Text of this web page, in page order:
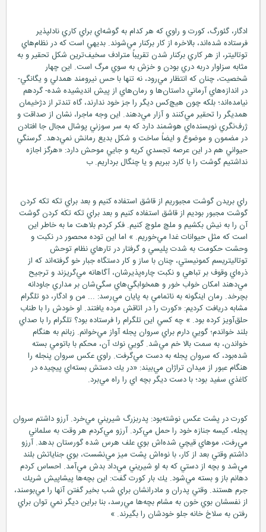
ادگار، گئورگ، كورت و راوي كه هر كدام به گوشه‌اي براي كاري نادلپذير
فرستاده شده‌اند، بالاخره از كار بركنار مي‌شوند. بديهي است كه در نظام‌هاي
توتاليتر، از هر كاري بركنار شدن تقريباً مترادف سخيف‌ترين شكل تحقير و به
مثابه سزاوار دربه دري بودن و خزش به سوي مرگ است. اين چهار
شخصيت، چنان كه انتظار مي‌رود، نه تنها با حس نيرومند همدلي و يگانگي-
در اندازه‌هاي آرماني داستان‌ها و رمان‌هاي از پيش انديشيده شده- گردهم
نيامده‌اند؛ بلكه چون هيچ‌كس ديگر را جز خود ندارند، گاه تندتر از دژخيمان
همديگر را تحقير مي‌كنند و آزار مي‌دهند. اين وجه ماجرا، نشان از صداقت و
ژرف‌نگري نويسنده‌اي هوشمند دارد كه به سر سوزني پوشال مجال جا افتادن
در مضمون و موضوع و ايضاً ساخت و شكل بديع رمانش نمي‌دهد. گرسنگي
حيواني هم در اين عرصه تجسدي كريه و جايي موحش دارد: «هرگز اجازه
نداشتيم گوشت را با كارد ببريم و يا چنگال برداريم. ب
راي بريدن گوشت مجبوريم از قاشق استفاده كنيم و بعد براي تكه تكه كردن
گوشت مجبور بوديم از قاشق استفاده كنيم و بعد براي تكه تكه كردن گوشت
آن را به نيش بكشيم و ملچ ملوچ كنيم. فكر كردم بلاهت ما به خاطر اين
است كه مثل حيوانات غدا مي‌خوريم. » اما اين توده محصور در نكبت و
وحشت حكومت به شدت پليسي و گرفتار در تارهاي نظام توحش
توتاليتريسم كمونيستي، چنان با ساز و كار دستگاه جبار خو گرفته‌اند كه از
ذره‌اي وقوف بر تباهي و نكبت چاره‌پذيرشان، آگاهانه مي‌گريزند و ترجيح
مي‌دهند امكان خواب خور و همخوابگي‌هاي سگي‌شان بر مداري جاودانه
بچرخد. رمان اينگونه به ناتمامي به پايان مي‌رسد: ... من و ادگار، دو تلگرام
مشابه دريافت كرديم: «كورت را در اتاقش مرده يافتند. او خودش را با طناب
حلق‌آويز كرده بود. » چه كسي اين تلگرام را فرستاده بود؟ تلگرام را با صداي
بلند خواندم؛ گويي دارم براي سروان پجله آواز مي‌خوانم. زبانم به هنگام
خواندن، به سمت بالا خم مي‌شد. گويي نوك آن، محكم با باتومي بسته
شده‌بود، كه سروان پجله به دست مي‌گرفت. راوي عكس سروان پنجله را
هنگام عبور از ميدان تراژان مي‌بيند: «در يك دستش بسته‌اي پيچيده در
كاغذي سفيد بود؛ با دست ديگر بچه اي را راه مي‌برد.
كورت در پشت عكس نوشته‌بود: پدربزرگ شيريني مي‌خرد. آرزو داشتم سروان
پجله، كيسه جنازه خود را حمل مي‌كرد. آرزو مي‌كردم هر وقت به سلماني
مي‌رفت، موهاي قيچي شده‌اش بوي علف هرس شده گورستان بدهد. آرزو
داشتم وقتي بعد از كار، با نوه‌اش پشت ميز مي‌نشست، بوي جناياتش بلند
مي‌شد و بچه از دستي كه به او شيريني مي‌داد بدش مي‌آمد. احساس كردم
دهانم باز و بسته مي‌شود. يك بار كورت گفت: اين بچه‌ها پيشاپيش شريك
جرم هستند. وقتي پدران و مادرانشان براي شب بخير گفتن آنها را مي‌بوسند،
از نفسشان بوي خون به مشام بچه‌ها مي‌رسد، بنا براين ديگر نمي توان براي
رفتن به سلاخ خانه جلو خودشان را بگيرند. »